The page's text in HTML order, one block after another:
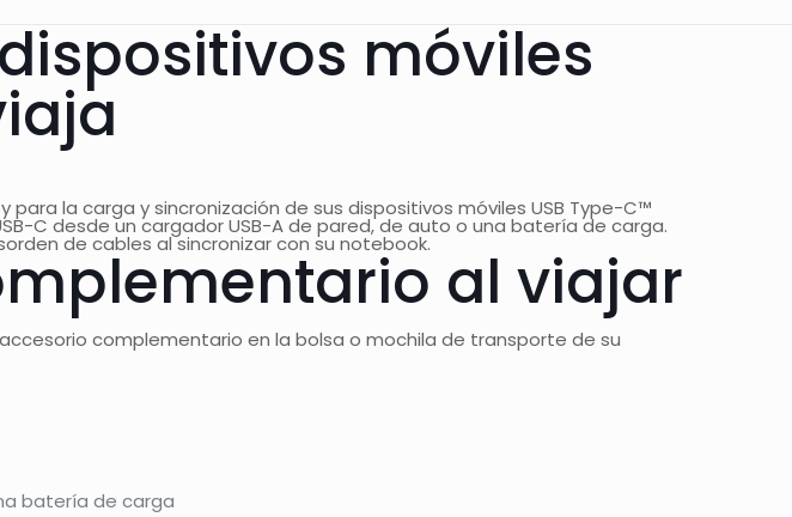
móviles
la carga y sincronización de sus dispositivos móviles USB Type-C™
C desde un cargador USB-A de pared, de auto o una batería de carga.
de cables al sincronizar con su notebook. al viajar
complementario en la bolsa o mochila de transporte de su
batería de carga